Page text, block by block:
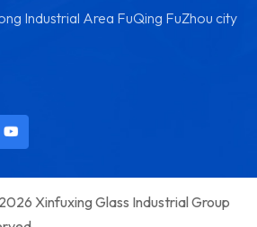
Industrial Area FuQing FuZhou city
Xinfuxing Glass Industrial Group